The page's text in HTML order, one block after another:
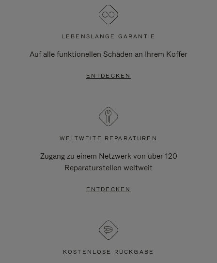
LEBENSLANGE GARANTIE
Auf alle funktionellen Schäden an Ihrem Koffer
ENTDECKEN
WELTWEITE REPARATUREN
Zugang zu einem Netzwerk von über 120
Reparaturstellen weltweit
ENTDECKEN
KOSTENLOSE RÜCKGABE